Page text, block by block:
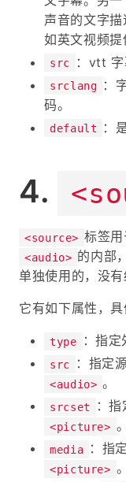
声音的文字
如英文视频提
src ：vtt 字
srclang
：
码。
default ：
<source> 标签用
<audio> 的内部
单独使用的，没有
它有如下属性，
type ：指定
src ：指定
<audio> 。
srcset ：
<picture> 。
media ：指
<picture> 。